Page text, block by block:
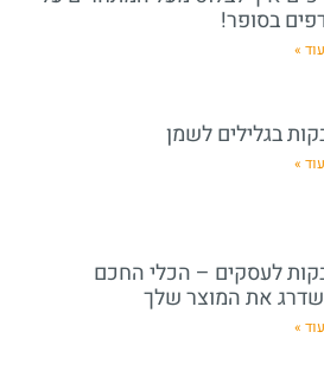
בסופר!
»
בגלילים לשמן
»
לעסקים – הכלי החכם
את המוצר שלך
»